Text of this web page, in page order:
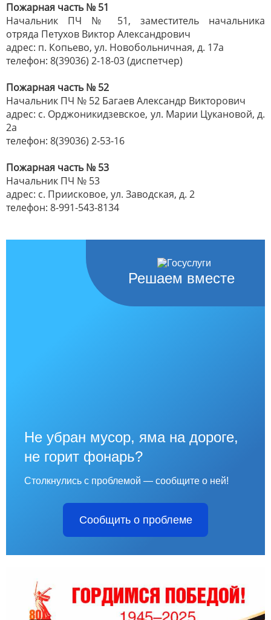
Пожарная часть № 51
Начальник ПЧ № 51, заместитель начальника
отряда Петухов Виктор Александрович
адрес: п. Копьево, ул. Новобольничная, д. 17а
телефон: 8(39036) 2-18-03 (диспетчер)
Пожарная часть № 52
Начальник ПЧ № 52 Багаев Александр Викторович
адрес: с. Орджоникидзевское, ул. Марии Цукановой, д.
2а
телефон: 8(39036) 2-53-16
Пожарная часть № 53
Начальник ПЧ № 53
адрес: с. Приисковое, ул. Заводская, д. 2
телефон: 8-991-543-8134
Решаем вместе
Не убран мусор, яма на дороге,
не горит фонарь?
Столкнулись с проблемой — сообщите о ней!
Сообщить о проблеме